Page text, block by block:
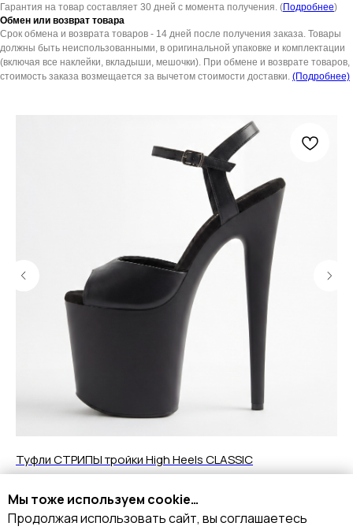
Мы тоже используем cookie…
Продолжая использовать сайт, вы соглашаетесь
Гарантия на товар составляет 30 дней с момента получения. (Подробнее)
Обмен или возврат товара
Срок обмена и возврата товаров - 14 дней после получения заказа. Товары
должны быть неиспользованными, в оригинальной упаковке и комплектации
(включая все наклейки, вкладыши, мешочки). При обмене и возврате товаров,
стоимость заказа возмещается за вычетом стоимости доставки. (Подробнее)
Туфли СТРИПЫ тройки High Heels CLASSIC
8 990
Подробнее